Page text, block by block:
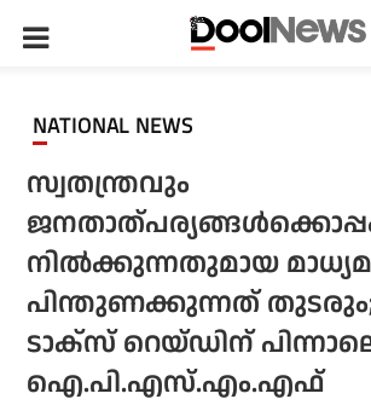
NATIONAL NEWS
സ്വതന്ത്രവും
നില്‍ക്കുന്നതുമായ
പിന്തുണക്കുന്നത്
ടാക്‌സ് റെയ്ഡിന്
ഐ.പി.എസ്.എം.എഫ്